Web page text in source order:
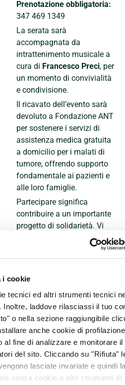
i cookie
tecnici ed altri strumenti tecnici
Inoltre, laddove rilasciassi il tuo
o nella sezione raggiungibile
anche cookie di
al fine di analizzare e monitorare il
del sito. Cliccando su "Rifiuta"
lasciate invariate e quindi
senza cookie o altri strumenti di
Prenotazione obbligatoria:
347 469 1349
La serata sarà
accompagnata da
intrattenimento musicale a
cura di Francesco Preci, per
un momento di convivialità
e condivisione.
Il ricavato dell’evento sarà
devoluto a Fondazione ANT
per sostenere i servizi di
assistenza medica gratuita
a domicilio per i malati di
tumore, offrendo supporto
fondamentale ai pazienti e
alle loro famiglie.
Partecipare significa
contribuire a un importante
progetto di solidarietà. Vi